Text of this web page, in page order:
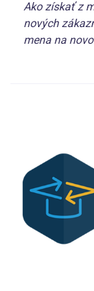
Ako získať z
nových
mena na